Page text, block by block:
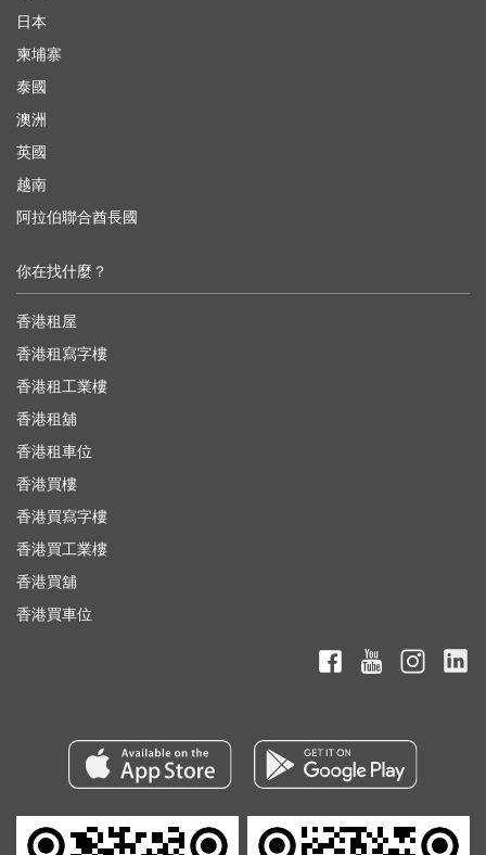
日本
柬埔寨
泰國
澳洲
英國
越南
阿拉伯聯合酋長國
你在找什麼？
香港租屋
香港租寫字樓
香港租工業樓
香港租舖
香港租車位
香港買樓
香港買寫字樓
香港買工業樓
香港買舖
香港買車位